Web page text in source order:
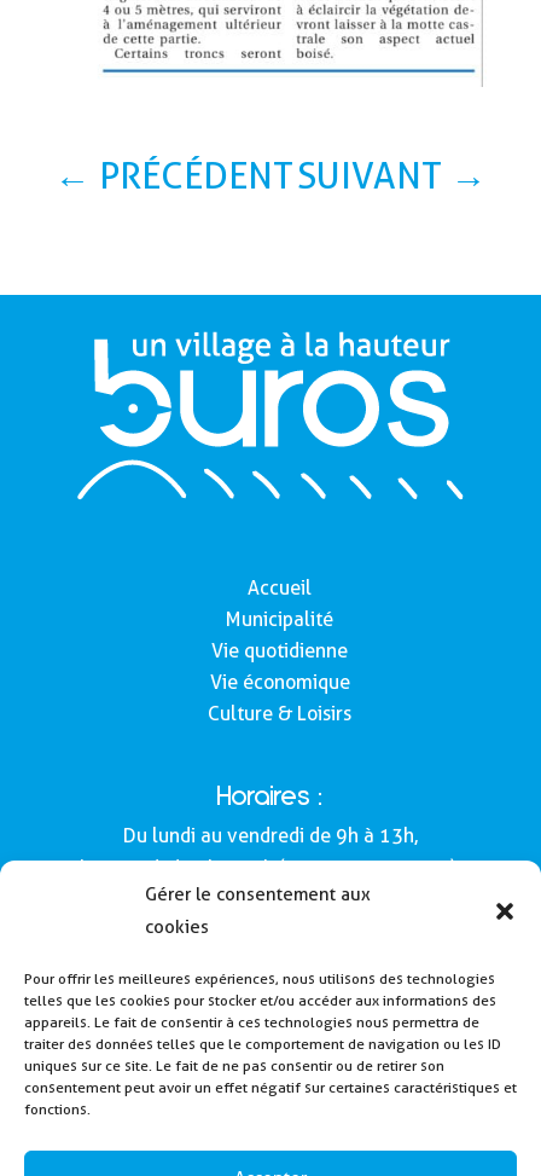
Gérer le consentement aux
cookies
Pour offrir les meilleures expériences, nous utilisons des technologies
telles que les cookies pour stocker et/ou accéder aux informations des
appareils. Le fait de consentir à ces technologies nous permettra de
traiter des données telles que le comportement de navigation ou les ID
uniques sur ce site. Le fait de ne pas consentir ou de retirer son
consentement peut avoir un effet négatif sur certaines caractéristiques et
fonctions.
← PRÉCÉDENTSUIVANT →
Accueil
Municipalité
Vie quotidienne
Vie économique
Culture & Loisirs
Horaires :
Du lundi au vendredi de 9h à 13h,
le samedi de 9h à 12h (Semaines impaires).
160, route de Morlàas
64160 - Buros
Tél : 05 59 62 54 49
Inscription alerte SMS